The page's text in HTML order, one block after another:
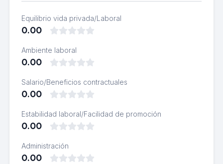
Equilibrio vida privada/Laboral
0.00
Ambiente laboral
0.00
Salario/Beneficios contractuales
0.00
Estabilidad laboral/Facilidad de promoción
0.00
Administración
0.00